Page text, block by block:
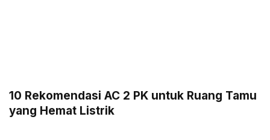
10 Rekomendasi AC 2 PK untuk Ruang Tamu
yang Hemat Listrik